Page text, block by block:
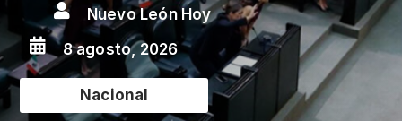
 Nuevo León Hoy
 8 agosto, 2026
Nacional